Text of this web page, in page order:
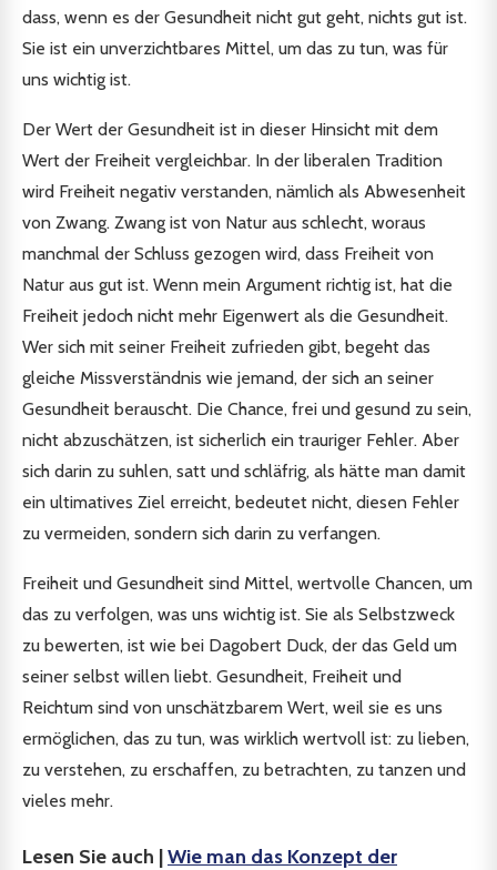
dass, wenn es der Gesundheit nicht gut geht, nichts gut ist.
Sie ist ein unverzichtbares Mittel, um das zu tun, was für
uns wichtig ist.
Der Wert der Gesundheit ist in dieser Hinsicht mit dem
Wert der Freiheit vergleichbar. In der liberalen Tradition
wird Freiheit negativ verstanden, nämlich als Abwesenheit
von Zwang. Zwang ist von Natur aus schlecht, woraus
manchmal der Schluss gezogen wird, dass Freiheit von
Natur aus gut ist. Wenn mein Argument richtig ist, hat die
Freiheit jedoch nicht mehr Eigenwert als die Gesundheit.
Wer sich mit seiner Freiheit zufrieden gibt, begeht das
gleiche Missverständnis wie jemand, der sich an seiner
Gesundheit berauscht. Die Chance, frei und gesund zu sein,
nicht abzuschätzen, ist sicherlich ein trauriger Fehler. Aber
sich darin zu suhlen, satt und schläfrig, als hätte man damit
ein ultimatives Ziel erreicht, bedeutet nicht, diesen Fehler
zu vermeiden, sondern sich darin zu verfangen.
Freiheit und Gesundheit sind Mittel, wertvolle Chancen, um
das zu verfolgen, was uns wichtig ist. Sie als Selbstzweck
zu bewerten, ist wie bei Dagobert Duck, der das Geld um
seiner selbst willen liebt. Gesundheit, Freiheit und
Reichtum sind von unschätzbarem Wert, weil sie es uns
ermöglichen, das zu tun, was wirklich wertvoll ist: zu lieben,
zu verstehen, zu erschaffen, zu betrachten, zu tanzen und
vieles mehr.
Lesen Sie auch |Wie man das Konzept der